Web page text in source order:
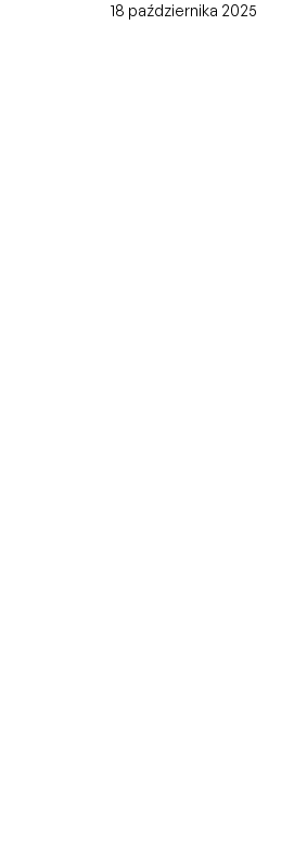
18 października 2025